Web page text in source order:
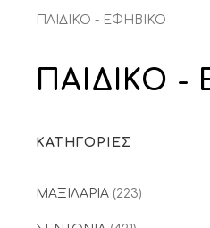
ΠΑΙΔΙΚΟ - ΕΦΗΒΙΚΟ
ΠΑΙΔΙΚΟ
ΚΑΤΗΓΟΡΙΕΣ
ΜΑΞΙΛΑΡΙΑ (223)